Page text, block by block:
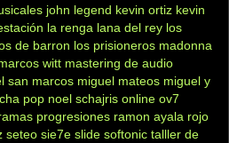
john legend kevin ortiz kevin
la renga lana del rey los
de barron los prisioneros madonna
witt mastering de audio
san marcos miguel mateos miguel y
pop noel schajris online ov7
progresiones ramon ayala rojo
seteo sie7e slide softonic talller de